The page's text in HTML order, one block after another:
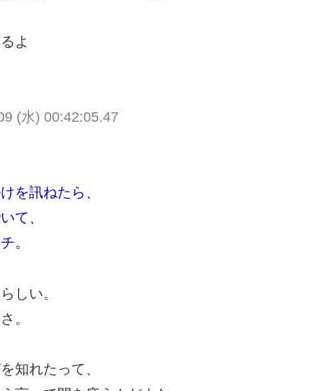
よ
(水) 00:42:05.47
を訊ねたら、
て、
。
しい。
。
知れたって、